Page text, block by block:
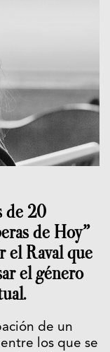
de 20
de Hoy”
Raval que
el género
de un
los que se